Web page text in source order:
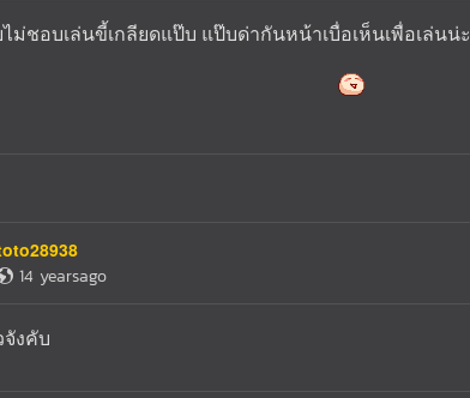
ม่ชอบเล่นขี้เกลียดแป๊บ แป๊บด่ากันหน้าเบื่อเห็นเพื่อเล่น
14 yearsago
จังคับ